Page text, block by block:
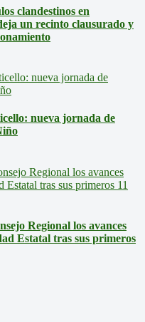
clandestinos en
un recinto clausurado y
nueva jornada de
Regional los avances
Estatal tras sus primeros